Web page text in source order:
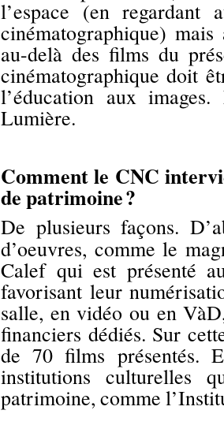
l’espace (en regardant
cinématographique)
au-delà des films du
cinématographique doit
l’éducation aux
Lumière.
Comment le CNC
de patrimoine?
De plusieurs façons.
d’oeuvres, comme le
Calef qui est présenté
favorisant leur
salle, en vidéo ou en
financiers dédiés. Sur
de 70 films présentés.
institutions culturelles
patrimoine, comme